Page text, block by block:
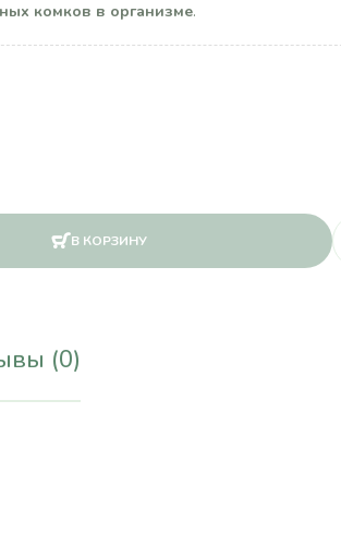
комков в организме.
В КОРЗИНУ
(0)